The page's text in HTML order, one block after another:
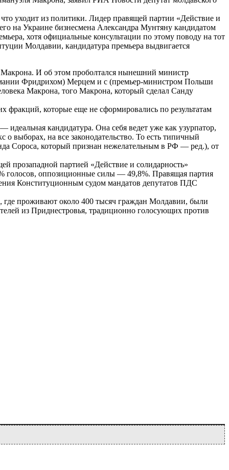
уходит из политики. Лидер правящей партии «Действие и
на Украине бизнесмена Александра Мунтяну кандидатом
хотя официальные консультации по этому поводу на тот
Молдавии, кандидатура премьера выдвигается
Макрона. И об этом проболтался нынешний министр
Фридрихом) Мерцем и с (премьер-министром Польши
Макрона, того Макрона, который сделал Санду
фракций, которые еще не сформировались по результатам
кандидатура. Она себя ведет уже как узурпатор,
выборах, на все законодательство. То есть типичный
Сороса, который признан нежелательным в РФ — ред.), от
прозападной партией «Действие и солидарность»
голосов, оппозиционные силы — 49,8%. Правящая партия
Конституционным судом мандатов депутатов ПДС
где проживают около 400 тысяч граждан Молдавии, были
из Приднестровья, традиционно голосующих против